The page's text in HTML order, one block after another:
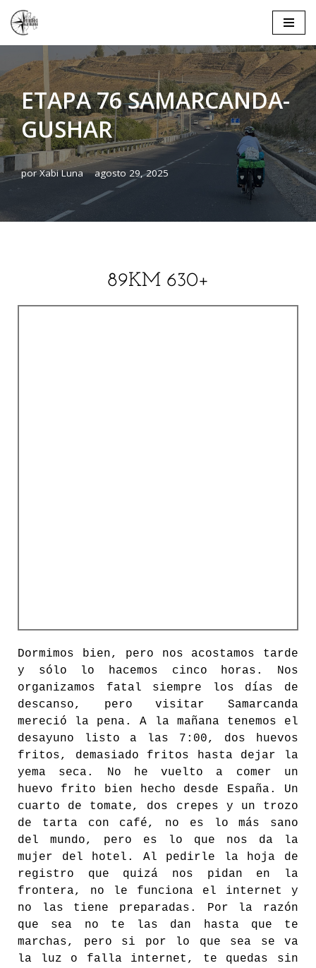
Saltar
contenido
ETAPA 76 SAMARCANDA-
GUSHAR
porXabi Luna agosto 29, 2025
89KM 630+
Dormimos bien, pero nos acostamos tarde
y sólo lo hacemos cinco horas. Nos
organizamos fatal siempre los días de
descanso, pero visitar Samarcanda
mereció la pena. A la mañana tenemos el
desayuno listo a las 7:00, dos huevos
fritos, demasiado fritos hasta dejar la
yema seca. No he vuelto a comer un
huevo frito bien hecho desde España. Un
cuarto de tomate, dos crepes y un trozo
de tarta con café, no es lo más sano
del mundo, pero es lo que nos da la
mujer del hotel. Al pedirle la hoja de
registro que quizá nos pidan en la
frontera, no le funciona el internet y
no las tiene preparadas. Por la razón
que sea no te las dan hasta que te
marchas, pero si por lo que sea se va
la luz o falla internet, te quedas sin